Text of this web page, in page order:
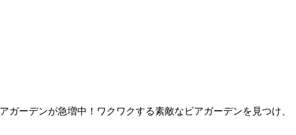
ーデンが急増中！ワクワクする素敵なビアガーデンを見つけ、